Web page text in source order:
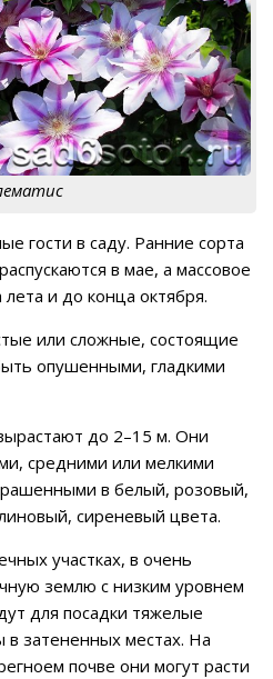
гости в саду. Ранние сорта
в мае, а массовое
и до конца октября.
или сложные, состоящие
опушенными, гладкими
до 2–15 м. Они
средними или мелкими
в белый, розовый,
сиреневый цвета.
участках, в очень
землю с низким уровнем
для посадки тяжелые
в затененных местах. На
почве они могут расти